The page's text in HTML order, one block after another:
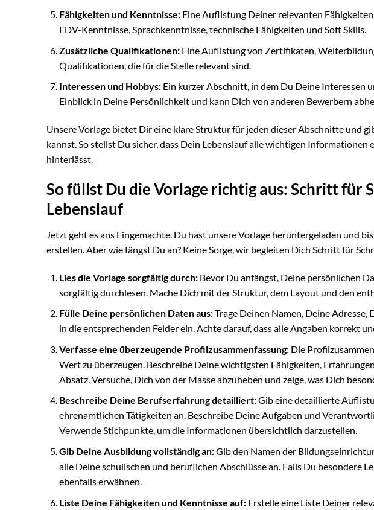
Fähigkeiten und Kenntnisse:Eine Auflistung Deiner relevanten
EDV-Kenntnisse, Sprachkenntnisse, technische Fähigkeiten und Soft Skills.
Zusätzliche Qualifikationen:Eine Auflistung von Zertifikaten,
Qualifikationen, die für die Stelle relevant sind.
Interessen und Hobbys:Ein kurzer Abschnitt, in dem Du Deine Interessen
Einblick in Deine Persönlichkeit und kann Dich von anderen Bewerbern
Unsere Vorlage bietet Dir eine klare Struktur für jeden dieser Abschnitte und
kannst. So stellst Du sicher, dass Dein Lebenslauf alle wichtigen
hinterlässt.
So füllst Du die Vorlage richtig aus: Schritt für
Lebenslauf
Jetzt geht es ans Eingemachte. Du hast unsere Vorlage heruntergeladen und
erstellen. Aber wie fängst Du an? Keine Sorge, wir begleiten Dich Schritt für
Lies die Vorlage sorgfältig durch:Bevor Du anfängst, Deine persönlichen
sorgfältig durchlesen. Mache Dich mit der Struktur, dem Layout und den
Fülle Deine persönlichen Daten aus:Trage Deinen Namen, Deine
in die entsprechenden Felder ein. Achte darauf, dass alle Angaben korrekt
Verfasse eine überzeugende Profilzusammenfassung:Die
Wert zu überzeugen. Beschreibe Deine wichtigsten Fähigkeiten,
Absatz. Versuche, Dich von der Masse abzuheben und zeige, was Dich
Beschreibe Deine Berufserfahrung detailliert:Gib eine detaillierte
ehrenamtlichen Tätigkeiten an. Beschreibe Deine Aufgaben und
Verwende Stichpunkte, um die Informationen übersichtlich darzustellen.
Gib Deine Ausbildung vollständig an:Gib den Namen der
alle Deine schulischen und beruflichen Abschlüsse an. Falls Du besondere
ebenfalls erwähnen.
Liste Deine Fähigkeiten und Kenntnisse auf:Erstelle eine Liste Deiner